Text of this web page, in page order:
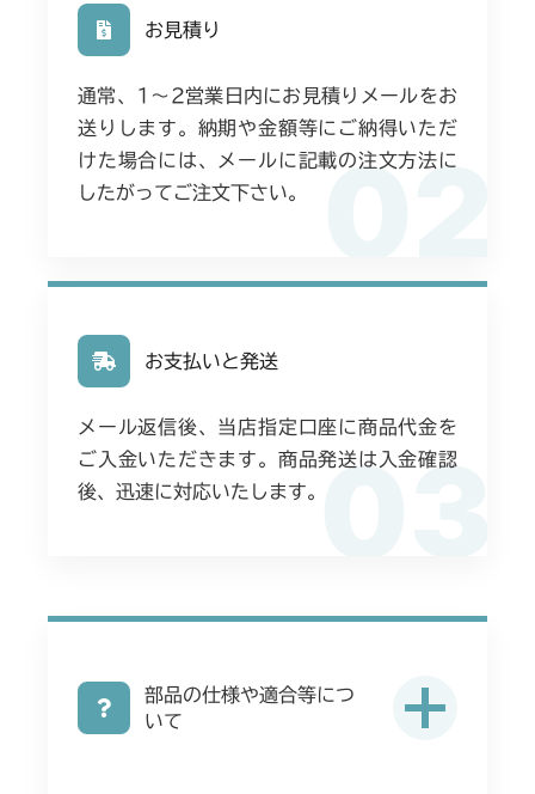
02
お見積り
通常、1〜2営業日内にお見積りメールをお
送りします。納期や金額等にご納得いただ
けた場合には、メールに記載の注文方法に
したがってご注文下さい。
03
お支払いと発送
メール返信後、当店指定口座に商品代金を
ご入金いただきます。商品発送は入金確認
後、迅速に対応いたします。
部品の仕様や適合等につ
いて